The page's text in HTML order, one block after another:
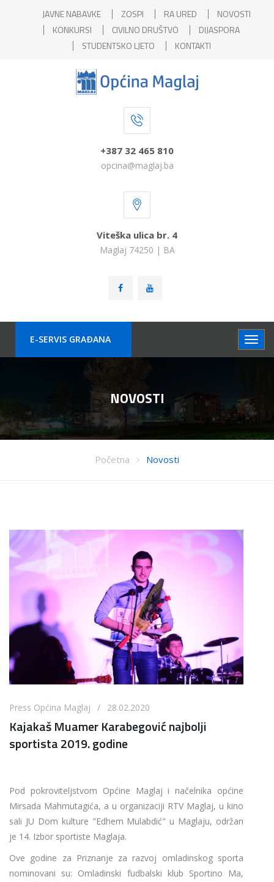
JAVNE NABAVKE ZOSPI RA URED
NOVOSTI
KONKURSI
CIVILNO DRUŠTVO
DIJASPORA
STUDENTSKO LJETO
KONTAKTI
+387 32 465 810
opcina@maglaj.ba
Viteška ulica br. 4
Maglaj 74250 | BA
E-SERVIS GRAÐANA
NOVOSTI
Početna Novosti
Press Općina Maglaj / 28.02.2020
Kajakaš Muamer Karabegović najbolji
sportista 2019. godine
Pod pokroviteljstvom Općine Maglaj i načelnika općine
Mirsada Mahmutagića, a u organizaciji RTV Maglaj, u kino
sali JU Dom kulture "Edhem Mulabdić" u Maglaju, održan
je 14. Izbor sportiste Maglaja.
Ove godine za Priznanje za razvoj omladinskog sporta
nominovani su: Omladinski fudbalski klub Sportino Ma,